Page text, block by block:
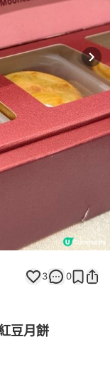
3 0
豆月餅